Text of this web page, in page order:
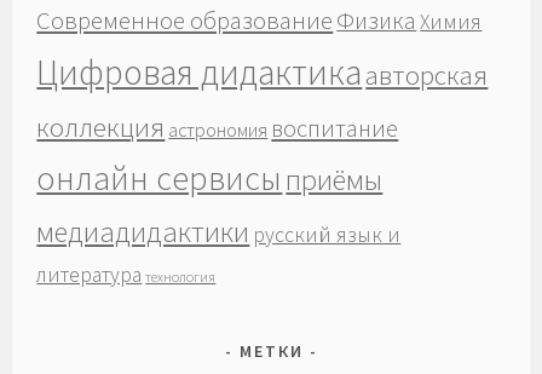
Современное образование Физика Химия
Цифровая дидактика авторская
коллекция астрономия воспитание
онлайн сервисы приёмы
медиадидактики русский язык и
литература технология
МЕТКИ